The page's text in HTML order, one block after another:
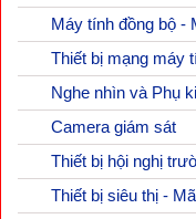
Máy tính đồng bộ -
Thiết bị mạng máy
Nghe nhìn và Phụ
Camera giám sát
Thiết bị hội nghị
Thiết bị siêu thị -